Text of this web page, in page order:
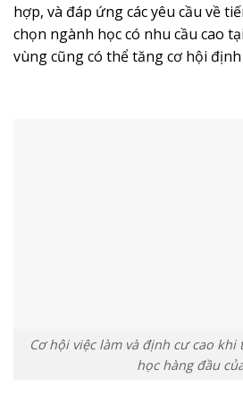
hợp, và đáp ứng các yêu cầu về
chọn ngành học có nhu cầu cao
vùng cũng có thể tăng cơ hội định
Cơ hội việc làm và định cư cao
học hàng đầu